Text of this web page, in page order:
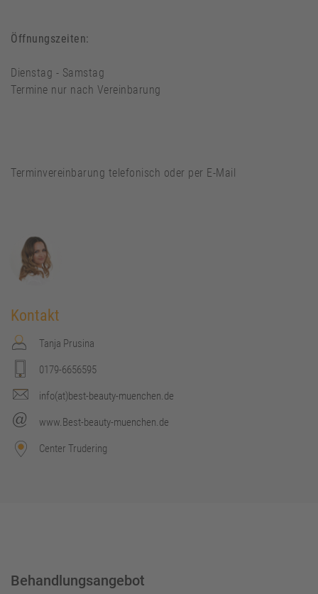
Öffnungszeiten:
Dienstag - Samstag
Termine nur nach Vereinbarung
Terminvereinbarung telefonisch oder per E-Mail
Kontakt
Tanja Prusina
0179-6656595
info(at)best-beauty-muenchen.de
www.Best-beauty-muenchen.de
Center Trudering
Behandlungsangebot